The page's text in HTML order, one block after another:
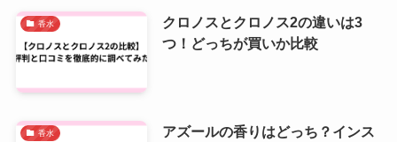
香水
クロノスとクロノス2の違いは3
つ！どっちが買いか比較
香水
アズールの香りはどっち？インス